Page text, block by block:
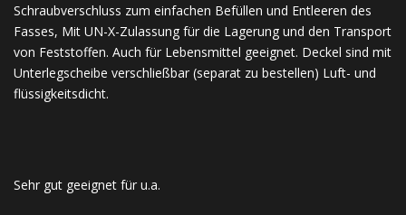
Schraubverschluss zum einfachen Befüllen und Entleeren des
Fasses, Mit UN-X-Zulassung für die Lagerung und den Transport
von Feststoffen. Auch für Lebensmittel geeignet. Deckel sind mit
Unterlegscheibe verschließbar (separat zu bestellen) Luft- und
flüssigkeitsdicht.
Sehr gut geeignet für u.a.